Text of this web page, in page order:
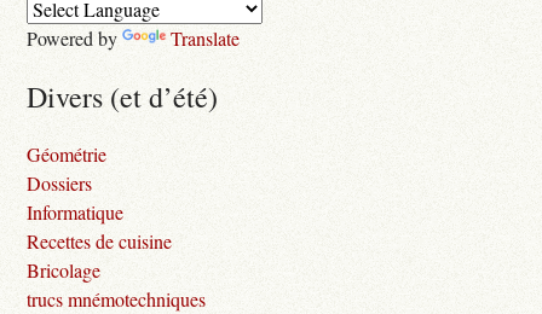
Powered by Translate
Divers (et d’été)
Géométrie
Dossiers
Informatique
Recettes de cuisine
Bricolage
trucs mnémotechniques